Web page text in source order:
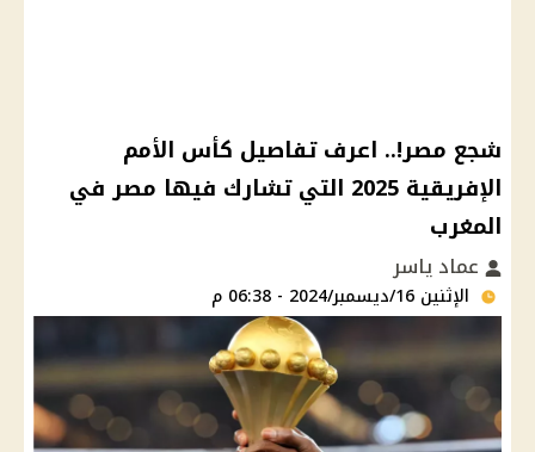
شجع مصر!.. اعرف تفاصيل كأس الأمم
الإفريقية 2025 التي تشارك فيها مصر في
المغرب
عماد ياسر
الإثنين 16/ديسمبر/2024 - 06:38 م